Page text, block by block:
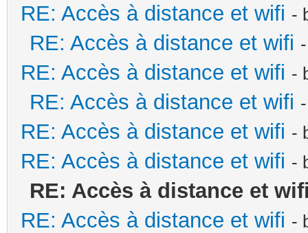
RE: Accès à distance et wifi -
RE: Accès à distance et wifi
RE: Accès à distance et wifi -
RE: Accès à distance et wifi
RE: Accès à distance et wifi -
RE: Accès à distance et wifi -
RE: Accès à distance et
RE: Accès à distance et wifi -